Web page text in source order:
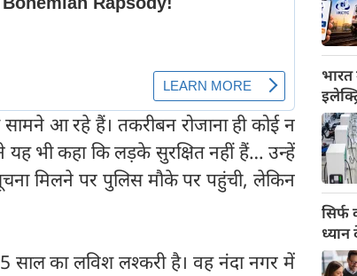
आ रहे हैं। तकरीबन रोजाना ही कोई न
भी कहा कि लड़के सुरक्षित नहीं हैं… उन्हें
मिलने पर पुलिस मौके पर पहुंची, लेकिन
साल का लविश लश्करी है। वह नंदा नगर में
सिर्फ
ध्यान